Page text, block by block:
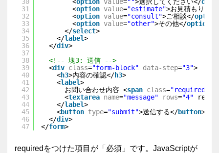
31
32
33
34
35
36
37
38
39
40
41
42
43
44
45
46
47
<option value="estimate">お見積もり</
<option value="consult">ご相談</option
<option value="other">その他</option
</select>
</label>
</div>
<!-- 塊3: 送信 -->
<div class="form-block" data-step="3">
<h3>内容の確認</h3>
<label>
お問い合わせ内容 <span class="required"
<textarea name="message" rows="4"
</label>
<button type="submit">送信する</button>
</div>
</form>
required をつけた項目が「必須」です。JavaScriptが